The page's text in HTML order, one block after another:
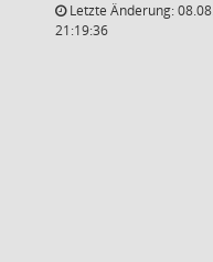
Letzte Änderung:
21:19:36